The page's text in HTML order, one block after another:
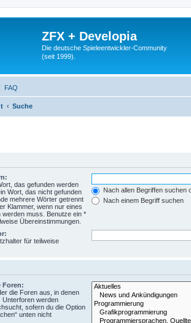
ZFX + Developia
Die deutsche Spieleentwickler-Community
(seit 1999).
FAQ
Suche
das gefunden werden
Wort, das nicht gefunden
mehrere Wörter getrennt
Klammer, wenn nur eines
werden muss. Benutze ein *
Übereinstimmungen.
Nach allen Begriffen suchen
Nach einem Begriff suchen
für teilweise
Foren:
die Foren aus, in denen
Unterforen werden
sofern du die Option
unten nicht